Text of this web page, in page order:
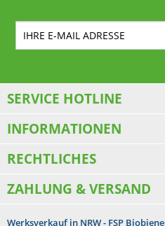
SERVICE HOTLINE
INFORMATIONEN
RECHTLICHES
ZAHLUNG & VERSAND
Werksverkauf in NRW - FSP Biobiene